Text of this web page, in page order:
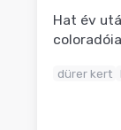
Hat év
dürer kert